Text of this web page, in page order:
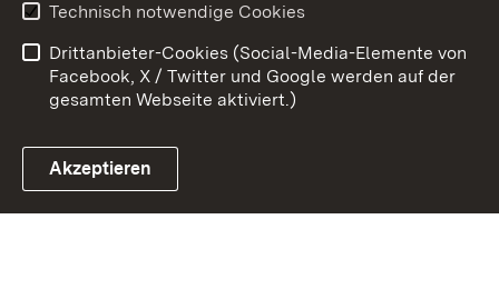
Link zum Landesportal
Datenschutz
Barrierefreiheit
Impressum
Cookies
Technisch notwendige Cookies
Drittanbieter-Cookies (Social-Media-Elemente von
Facebook, X / Twitter und Google werden auf der
gesamten Webseite aktiviert.)
Akzeptieren